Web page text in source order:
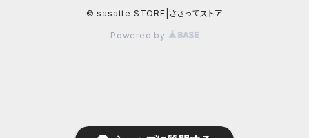
© sasatte STORE|ささってストア
Powered by